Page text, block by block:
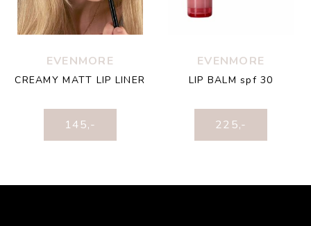
EVENMORE
CREAMY MATT LIP LINER
145,-
EVENMORE
LIP BALM spf 30
225,-